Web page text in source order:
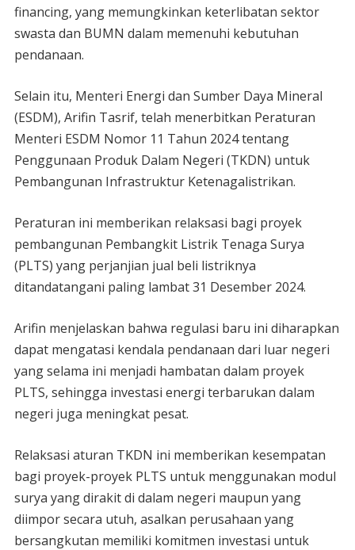
financing, yang memungkinkan keterlibatan sektor
swasta dan BUMN dalam memenuhi kebutuhan
pendanaan.
Selain itu, Menteri Energi dan Sumber Daya Mineral
(ESDM), Arifin Tasrif, telah menerbitkan Peraturan
Menteri ESDM Nomor 11 Tahun 2024 tentang
Penggunaan Produk Dalam Negeri (TKDN) untuk
Pembangunan Infrastruktur Ketenagalistrikan.
Peraturan ini memberikan relaksasi bagi proyek
pembangunan Pembangkit Listrik Tenaga Surya
(PLTS) yang perjanjian jual beli listriknya
ditandatangani paling lambat 31 Desember 2024.
Arifin menjelaskan bahwa regulasi baru ini diharapkan
dapat mengatasi kendala pendanaan dari luar negeri
yang selama ini menjadi hambatan dalam proyek
PLTS, sehingga investasi energi terbarukan dalam
negeri juga meningkat pesat.
Relaksasi aturan TKDN ini memberikan kesempatan
bagi proyek-proyek PLTS untuk menggunakan modul
surya yang dirakit di dalam negeri maupun yang
diimpor secara utuh, asalkan perusahaan yang
bersangkutan memiliki komitmen investasi untuk